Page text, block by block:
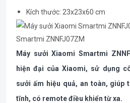
Kích thước: 23x23x60 cm
Smartmi ZNNFJ07ZM
Máy sưởi Xiaomi Smartmi
hiện đại của Xiaomi, sử dụng
sưởi ấm hiệu quả, an toàn, giúp
tĩnh, có remote điều khiển từ xa.